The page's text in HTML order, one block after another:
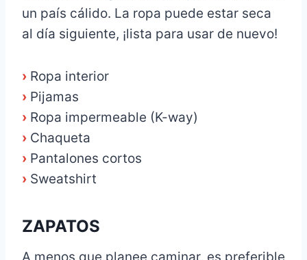
un país cálido. La ropa puede estar seca
al día siguiente, ¡lista para usar de nuevo!
› Ropa interior
› Pijamas
› Ropa impermeable (K-way)
› Chaqueta
› Pantalones cortos
› Sweatshirt
ZAPATOS